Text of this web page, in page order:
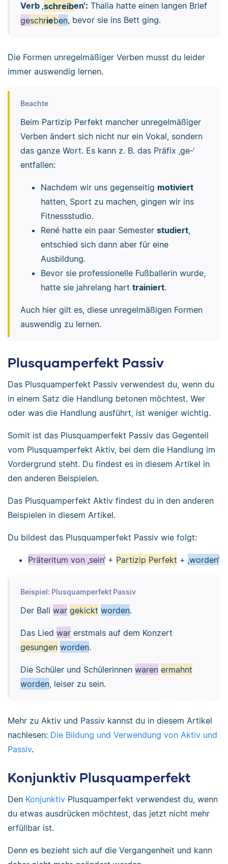
Verb ‚schreiben‘: Thalia hatte einen langen Brief
geschrieben, bevor sie ins Bett ging.
Die Formen unregelmäßiger Verben musst du leider
immer auswendig lernen.
Beachte
Beim Partizip Perfekt mancher unregelmäßiger
Verben ändert sich nicht nur ein Vokal, sondern
das ganze Wort. Es kann z. B. das Präfix ‚ge-‘
entfallen:
Nachdem wir uns gegenseitig motiviert
hatten, Sport zu machen, gingen wir ins
Fitnessstudio.
René hatte ein paar Semester studiert,
entschied sich dann aber für eine
Ausbildung.
Bevor sie professionelle Fußballerin wurde,
hatte sie jahrelang hart trainiert.
Auch hier gilt es, diese unregelmäßigen Formen
auswendig zu lernen.
Plusquamperfekt Passiv
Das Plusquamperfekt Passiv verwendest du, wenn du
in einem Satz die Handlung betonen möchtest. Wer
oder was die Handlung ausführt, ist weniger wichtig.
Somit ist das Plusquamperfekt Passiv das Gegenteil
vom Plusquamperfekt Aktiv, bei dem die Handlung im
Vordergrund steht. Du findest es in diesem Artikel in
den anderen Beispielen.
Das Plusquamperfekt Aktiv findest du in den anderen
Beispielen in diesem Artikel.
Du bildest das Plusquamperfekt Passiv wie folgt:
Präteritum von ‚sein‘ + Partizip Perfekt + ‚worden‘
Beispiel: Plusquamperfekt Passiv
Der Ball war gekickt worden.
Das Lied warerstmals auf dem Konzert
gesungen worden.
Die Schüler und Schülerinnen waren ermahnt
worden, leiser zu sein.
Mehr zu Aktiv und Passiv kannst du in diesem Artikel
nachlesen: Die Bildung und Verwendung von Aktiv und
Passiv.
Konjunktiv Plusquamperfekt
Den Konjunktiv Plusquamperfekt verwendest du, wenn
du etwas ausdrücken möchtest, das jetzt nicht mehr
erfüllbar ist.
Denn es bezieht sich auf die Vergangenheit und kann